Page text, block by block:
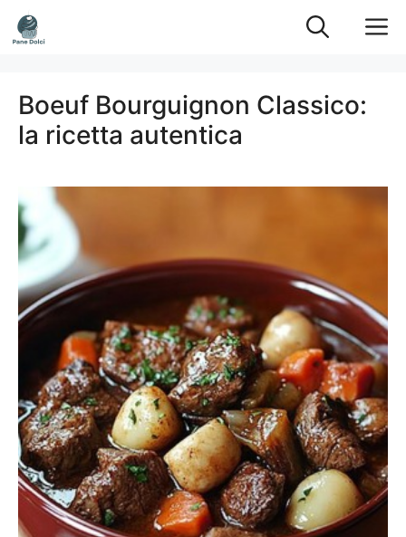
Vai
al
Boeuf Bourguignon Classico:
la ricetta autentica